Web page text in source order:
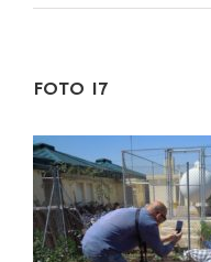
FOTO 17